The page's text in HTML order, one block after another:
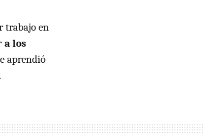
trabajo en
a los
aprendió